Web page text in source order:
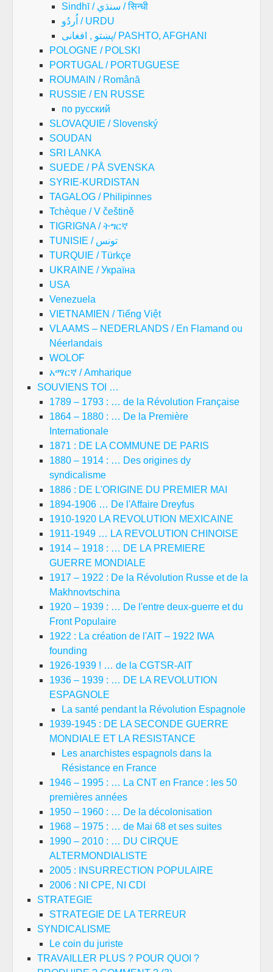
Sindhī / سنڌي / सिन्धी
اُردُو / URDU
پښتو , افغانی/ PASHTO, AFGHANI
POLOGNE / POLSKI
PORTUGAL / PORTUGUESE
ROUMAIN / Română
RUSSIE / EN RUSSE
по русский
SLOVAQUIE / Slovenský
SOUDAN
SRI LANKA
SUEDE / PÅ SVENSKA
SYRIE-KURDISTAN
TAGALOG / Philipinnes
Tchèque / V češtině
TIGRIGNA / ትግርኛ
TUNISIE / تونس
TURQUIE / Türkçe
UKRAINE / Україна
USA
Venezuela
VIETNAMIEN / Tiếng Việt
VLAAMS – NEDERLANDS / En Flamand ou
Néerlandais
WOLOF
አማርኛ / Amharique
SOUVIENS TOI …
1789 – 1793 : … de la Révolution Française
1864 – 1880 : … De la Première
Internationale
1871 : DE LA COMMUNE DE PARIS
1880 – 1914 : … Des origines dy
syndicalisme
1886 : DE L'ORIGINE DU PREMIER MAI
1894-1906 … De l'Affaire Dreyfus
1910-1920 LA REVOLUTION MEXICAINE
1911-1949 … LA REVOLUTION CHINOISE
1914 – 1918 : … DE LA PREMIERE
GUERRE MONDIALE
1917 – 1922 : De la Révolution Russe et de la
Makhnovtschina
1920 – 1939 : … De l'entre deux-guerre et du
Front Populaire
1922 : La création de l'AIT – 1922 IWA
founding
1926-1939 ! … de la CGTSR-AIT
1936 – 1939 : … DE LA REVOLUTION
ESPAGNOLE
La santé pendant la Révolution Espagnole
1939-1945 : DE LA SECONDE GUERRE
MONDIALE ET LA RESISTANCE
Les anarchistes espagnols dans la
Résistance en France
1946 – 1995 : … La CNT en France : les 50
premières années
1950 – 1960 : … De la décolonisation
1968 – 1975 : … de Mai 68 et ses suites
1990 – 2010 : … DU CIRQUE
ALTERMONDIALISTE
2005 : INSURRECTION POPULAIRE
2006 : NI CPE, NI CDI
STRATEGIE
STRATEGIE DE LA TERREUR
SYNDICALISME
Le coin du juriste
TRAVAILLER PLUS ? POUR QUOI ?